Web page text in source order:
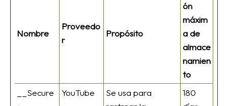
Nombre
Proveedo
r
Propósito
ón
máxim
a de
almace
namien
to
__Secure
YouTube
Se usa para
180